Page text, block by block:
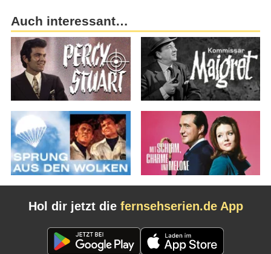
Auch interessant…
Hol dir jetzt die fernsehserien.de App